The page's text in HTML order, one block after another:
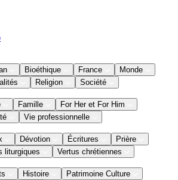
Bioéthique France
Monde
Religion Société
Famille
For Her et For Him
Vie professionnelle
Dévotion Écritures
Prière
liturgiques Vertus chrétiennes
Histoire
Patrimoine Culture